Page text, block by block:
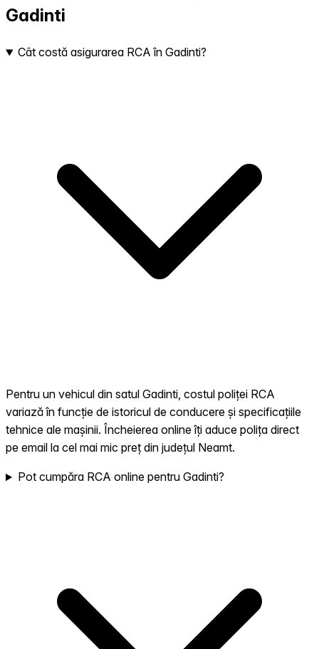
Gadinti
Cât costă asigurarea RCA în Gadinti?
Pentru un vehicul din satul Gadinti, costul poliței RCA
variază în funcție de istoricul de conducere și specificațiile
tehnice ale mașinii. Încheierea online îți aduce polița direct
pe email la cel mai mic preț din județul Neamt.
Pot cumpăra RCA online pentru Gadinti?